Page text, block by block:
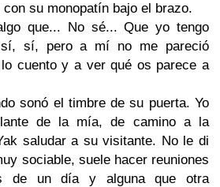
su monopatín bajo el brazo.
que... No sé... Que yo tengo
sí, sí, pero a mí no me pareció
cuento y a ver qué os parece a
sonó el timbre de su puerta. Yo
de la mía, de camino a la
saludar a su visitante. No le di
sociable, suele hacer reuniones
de un día y alguna que otra